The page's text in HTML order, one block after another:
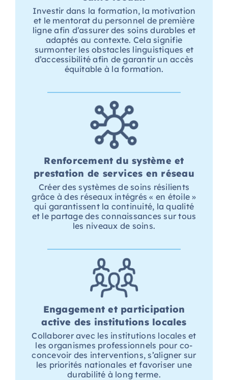
Investir dans la formation, la motivation
et le mentorat du personnel de première
ligne afin d’assurer des soins durables et
adaptés au contexte. Cela signifie
surmonter les obstacles linguistiques et
d’accessibilité afin de garantir un accès
équitable à la formation.
Renforcement du système et
prestation de services en réseau
Créer des systèmes de soins résilients
grâce à des réseaux intégrés « en étoile »
qui garantissent la continuité, la qualité
et le partage des connaissances sur tous
les niveaux de soins.
Engagementet participation
active des institutions locales
Collaborer avec les institutions locales et
les organismes professionnels pour co-
concevoir des interventions, s’aligner sur
les priorités nationales et favoriser une
durabilité à long terme.